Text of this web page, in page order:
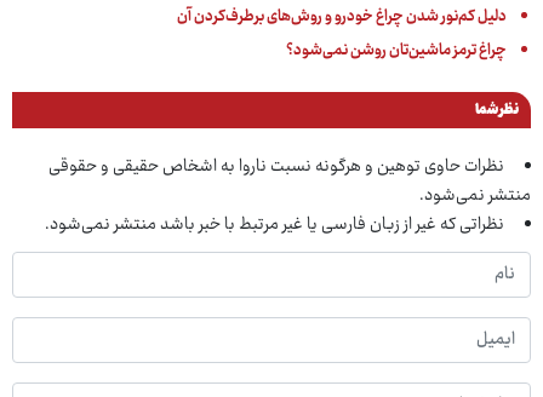
دلیل کم‌نور شدن چراغ خودرو و روش‌های برطرف‌کردن آن
چراغ ترمز ماشین‌تان روشن نمی‌شود؟
نظر شما
نظرات حاوی توهین و هرگونه نسبت ناروا به اشخاص حقیقی و حقوقی
منتشر نمی‌شود.
نظراتی که غیر از زبان فارسی یا غیر مرتبط با خبر باشد منتشر نمی‌شود.